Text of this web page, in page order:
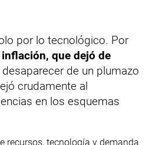
por lo tecnológico. Por
que dejó de
desaparecer de un plumazo
crudamente al
en los esquemas